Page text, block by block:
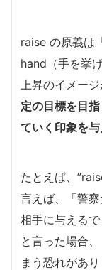
raise の原義は
hand（手を挙
上昇のイメー
定の目標を目
ていく印象を与
たとえば、
言えば、「警
相手に与える
と言った場合
まう恐れがあり